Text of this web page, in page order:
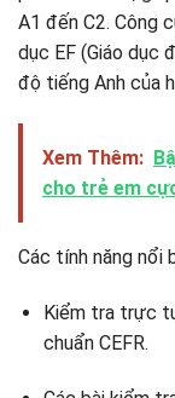
A1 đến C2. Công
dục EF (Giáo dục
độ tiếng Anh của
Xem Thêm:
cho trẻ em
Các tính năng nổi
Kiểm tra trực
chuẩn CEFR.